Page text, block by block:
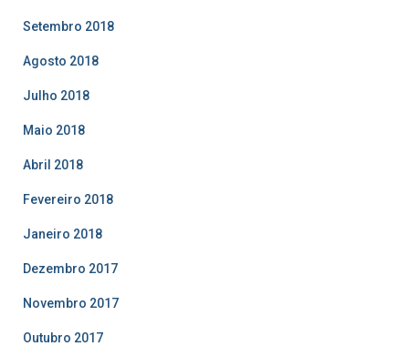
Setembro 2018
Agosto 2018
Julho 2018
Maio 2018
Abril 2018
Fevereiro 2018
Janeiro 2018
Dezembro 2017
Novembro 2017
Outubro 2017